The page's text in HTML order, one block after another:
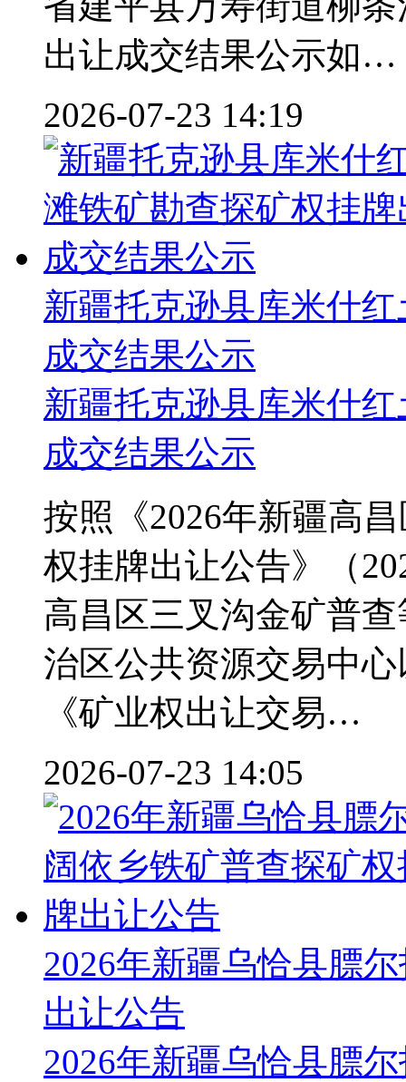
出让成交结果公示如…
2026-07-23 14:19
新疆托克逊县库米什
成交结果公示
新疆托克逊县库米什红
成交结果公示
按照《2026年新疆高
权挂牌出让公告》（
高昌区三叉沟金矿普
治区公共资源交易中
《矿业权出让交易…
2026-07-23 14:05
2026年新疆乌恰县膘
出让公告
2026年新疆乌恰县膘